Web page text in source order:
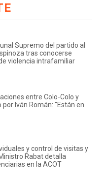
Supremo del partido al
tras conocerse
violencia intrafamiliar
entre Colo-Colo y
Iván Román: "Están en
y control de visitas y
Rabat detalla
en la ACOT